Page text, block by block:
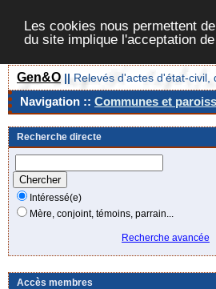
Les cookies nous permettent
du site implique l'acceptation
Gen&O || Relevés d'actes d'état-
Navigation :: Communes et
Recherche directe
Intéressé(e)
Mère, conjoint, témoins, parrain...
Recherche avancée
Accès membres